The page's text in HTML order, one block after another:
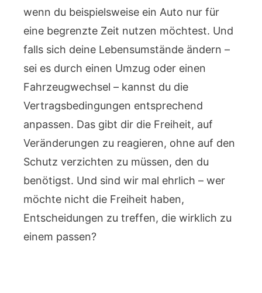
wenn du beispielsweise ein Auto nur für
eine begrenzte Zeit nutzen möchtest. Und
falls sich deine Lebensumstände ändern –
sei es durch einen Umzug oder einen
Fahrzeugwechsel – kannst du die
Vertragsbedingungen entsprechend
anpassen. Das gibt dir die Freiheit, auf
Veränderungen zu reagieren, ohne auf den
Schutz verzichten zu müssen, den du
benötigst. Und sind wir mal ehrlich – wer
möchte nicht die Freiheit haben,
Entscheidungen zu treffen, die wirklich zu
einem passen?